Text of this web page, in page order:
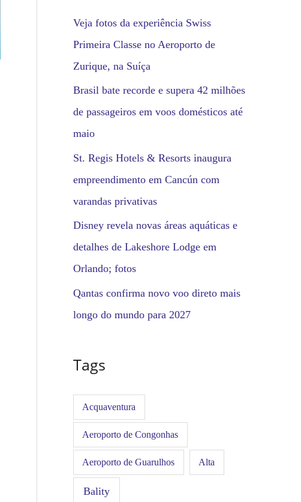
Veja fotos da experiência Swiss
Primeira Classe no Aeroporto de
Zurique, na Suíça
Brasil bate recorde e supera 42 milhões
de passageiros em voos domésticos até
maio
St. Regis Hotels & Resorts inaugura
empreendimento em Cancún com
varandas privativas
Disney revela novas áreas aquáticas e
detalhes de Lakeshore Lodge em
Orlando; fotos
Qantas confirma novo voo direto mais
longo do mundo para 2027
Tags
Acquaventura
Aeroporto de Congonhas
Aeroporto de Guarulhos Alta
Bality